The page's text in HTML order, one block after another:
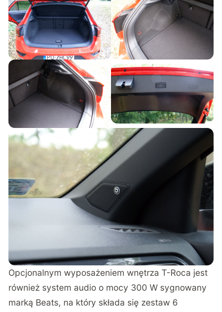
Opcjonalnym wyposażeniem wnętrza T-Roca jest
również system audio o mocy 300 W sygnowany
marką Beats, na który składa się zestaw 6